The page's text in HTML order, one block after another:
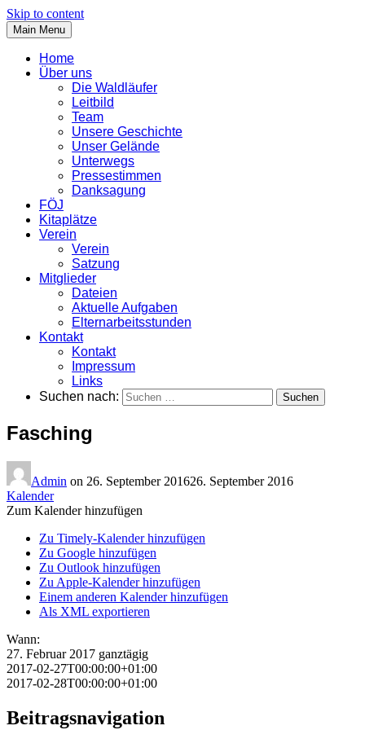
Skip to content
Main Menu
Home
Über uns
Die Waldläufer
Leitbild
Team
Unsere Geschichte
Unser Gelände
Unterwegs
Pressestimmen
Danksagung
FÖJ
Kitaplätze
Verein
Verein
Satzung
Mitglieder
Dateien
Aktuelle Aufgaben
Elternarbeitsstunden
Kontakt
Kontakt
Impressum
Links
Suchen nach:
Fasching
Admin on 26. September 201626. September 2016
Kalender
Zum Kalender hinzufügen
Zu Timely-Kalender hinzufügen
Zu Google hinzufügen
Zu Outlook hinzufügen
Zu Apple-Kalender hinzufügen
Einem anderen Kalender hinzufügen
Als XML exportieren
Wann:
27. Februar 2017 ganztägig
2017-02-27T00:00:00+01:00
2017-02-28T00:00:00+01:00
Beitragsnavigation